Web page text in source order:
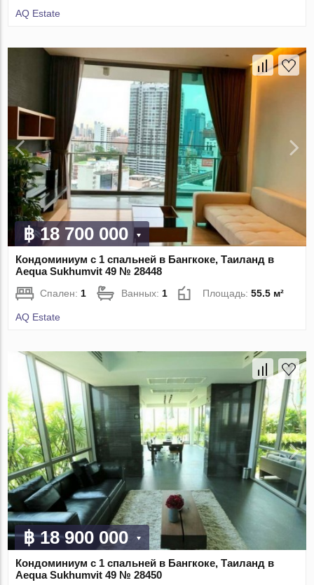
AQ Estate
฿ 18 700 000
Кондоминиум с 1 спальней в Бангкоке, Таиланд в
Aequa Sukhumvit 49 № 28448
Спален: 1 Ванных: 1 Площадь:55.5 м²
AQ Estate
฿ 18 900 000
Кондоминиум с 1 спальней в Бангкоке, Таиланд в
Aequa Sukhumvit 49 № 28450